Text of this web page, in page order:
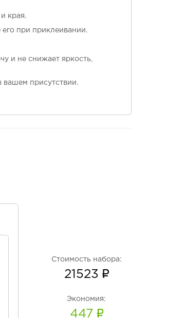
края.
его при приклеивании.
и не снижает яркость,
вашем присутствии.
Стоимость набора:
21523
Экономия:
447